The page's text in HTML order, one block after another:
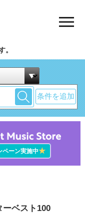
。
条件を追加
ペーン実施中★
ベスト100